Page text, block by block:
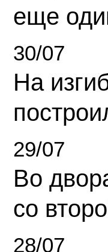
еще
30/07
На
29/07
Во
со
28/07